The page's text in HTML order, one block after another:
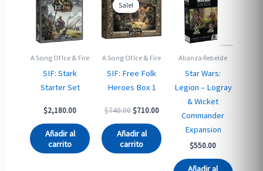
A Song Of Ice & Fire
SIF: Stark
Starter Set
$2,180.00
Añadir al
carrito
Sale!
Sale!
A Song Of Ice & Fire
SIF: Free Folk
Heroes Box 1
$740.00 Original
was:
$740.00.
$710.00Current
is:
$710.00.
Añadir al
carrito
Alianza Rebelde
Star Wars:
Legion – Logray
& Wicket
Commander
Expansion
$550.00
Añadir al